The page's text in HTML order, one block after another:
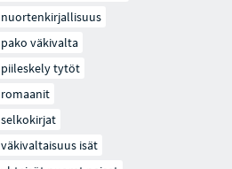
nuortenkirjallisuus
pako väkivalta
piileskely tytöt
romaanit
selkokirjat
väkivaltaisuus isät